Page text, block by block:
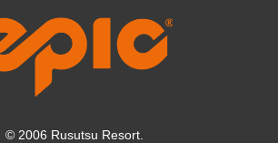
© 2006 Rusutsu Resort.